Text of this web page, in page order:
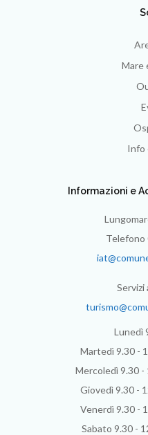
Mare
Info
Informazioni e
Telefono
Servizi
Lunedì
Martedì 9.30 -
Mercoledì 9.30 -
Giovedì 9.30 -
Venerdì 9.30 -
Sabato 9.30 -